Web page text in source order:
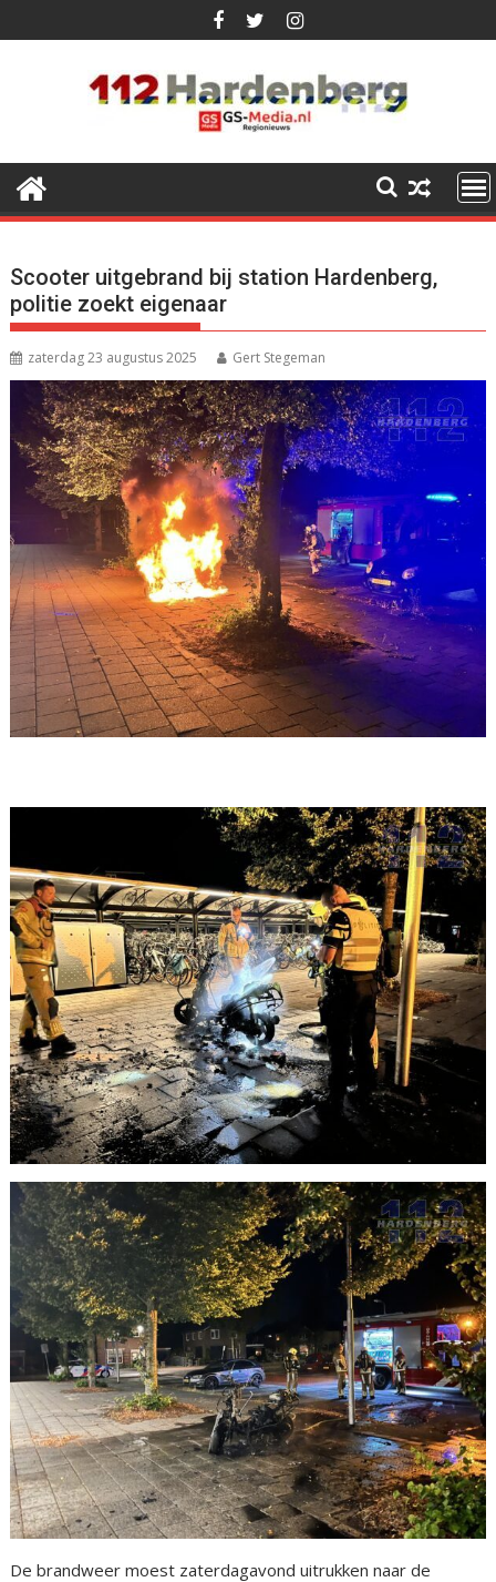
naar
Scooter uitgebrand bij station Hardenberg,
politie zoekt eigenaar
zaterdag 23 augustus 2025 Gert Stegeman
De brandweer moest zaterdagavond uitrukken naar de